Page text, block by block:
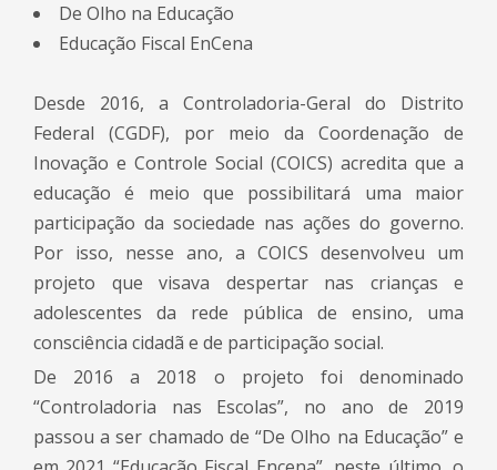
De Olho na Educação
Educação Fiscal EnCena
Desde 2016, a Controladoria-Geral do Distrito
Federal (CGDF), por meio da Coordenação de
Inovação e Controle Social (COICS) acredita que a
educação é meio que possibilitará uma maior
participação da sociedade nas ações do governo.
Por isso, nesse ano, a COICS desenvolveu um
projeto que visava despertar nas crianças e
adolescentes da rede pública de ensino, uma
consciência cidadã e de participação social.
De 2016 a 2018 o projeto foi denominado
“Controladoria nas Escolas”, no ano de 2019
passou a ser chamado de “De Olho na Educação” e